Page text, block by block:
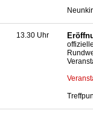
13.30 Uhr